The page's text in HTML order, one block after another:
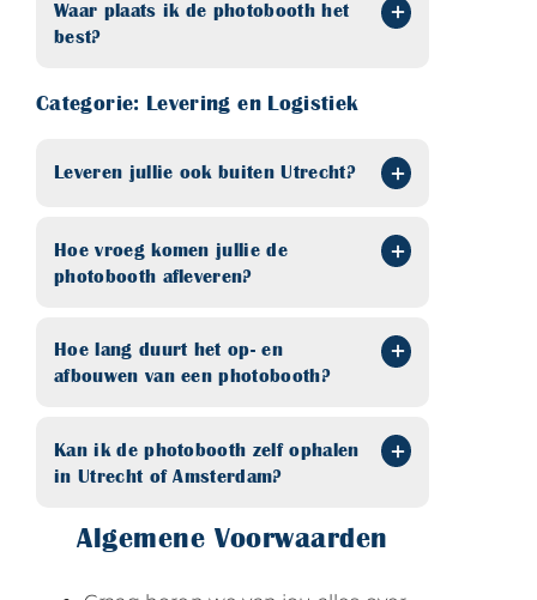
Waar plaats ik de photobooth het
best?
Categorie: Levering en Logistiek
Leveren jullie ook buiten Utrecht?
Hoe vroeg komen jullie de
photobooth afleveren?
Hoe lang duurt het op- en
afbouwen van een photobooth?
Kan ik de photobooth zelf ophalen
in Utrecht of Amsterdam?
Algemene Voorwaarden